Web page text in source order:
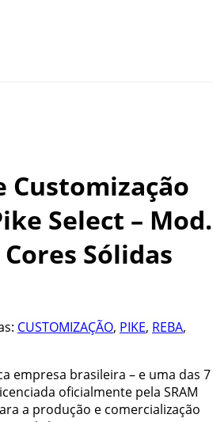
Customização
Select – Mod.
Cores Sólidas
CUSTOMIZAÇÃO, PIKE, REBA,
empresa brasileira – e uma das 7
oficialmente pela SRAM
a produção e comercialização